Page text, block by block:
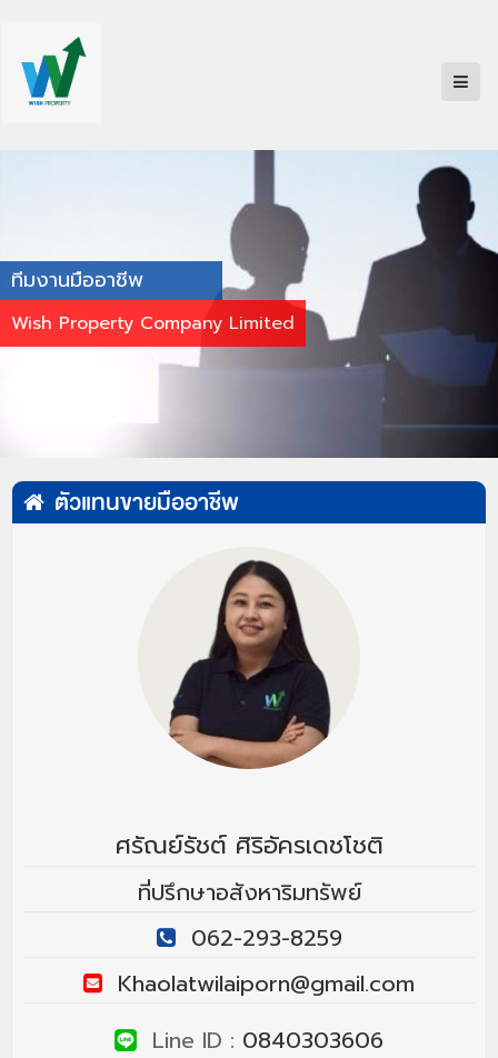
ทีมงานมืออาชีพ
Wish Property Company Limited
ตัวแทนขายมืออาชีพ
ศรัณย์รัชต์ ศิริอัครเดชโชติ
ที่ปรึกษาอสังหาริมทรัพย์
062-293-8259
Khaolatwilaiporn@gmail.com
Line ID : 0840303606